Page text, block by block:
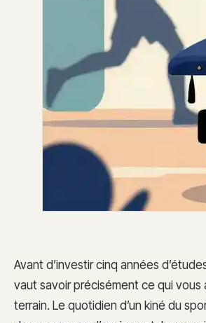
Avant d’investir cinq années
vaut savoir précisément ce qui vous
terrain. Le quotidien d’un kiné du